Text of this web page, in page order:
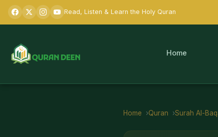
Read, Listen & Learn the Holy Quran
Home
Home Quran Surah Al-